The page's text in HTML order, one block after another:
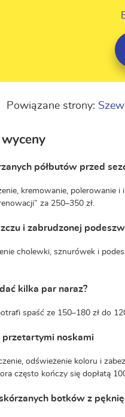
Powiązane strony:
wyceny
półbutów przed
kremowanie, polerowanie
za 250–350 zł.
i zabrudzonej
cholewki, sznurówek i
kilka par naraz?
spaść ze 150–180 zł do
noskami
odświeżenie koloru i
często kończy się dopłatą
botków z